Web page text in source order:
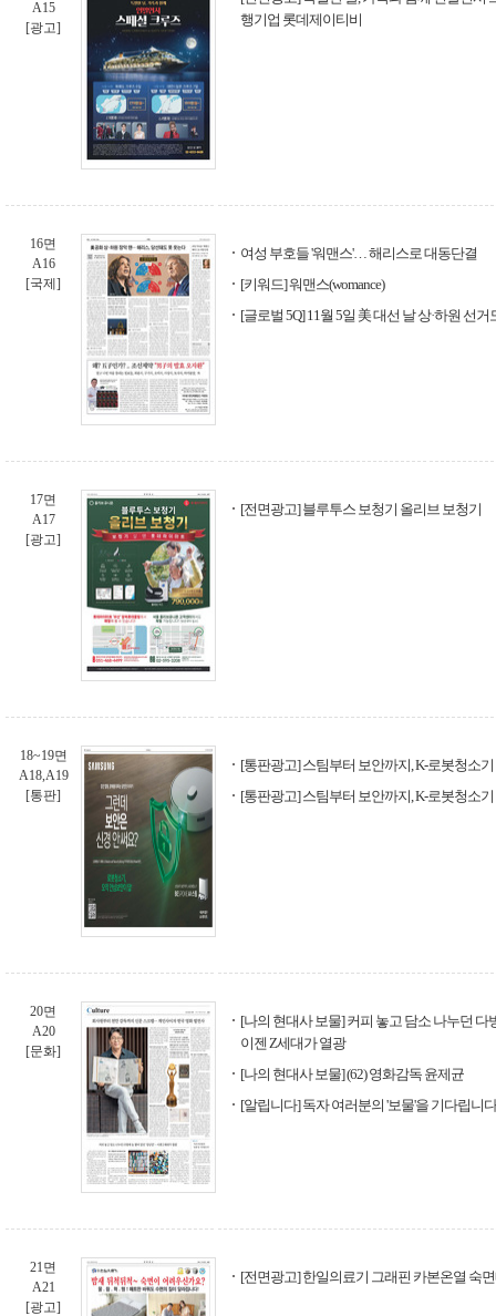
A15
[광고]
행기업 롯데제이티비
16면
A16
[국제]
여성 부호들 '워맨스'… 해리스로 대동단결
[키워드] 워맨스(womance)
[글로벌 5Q] 11월 5일 美 대선 날 상·하원 선거
17면
A17
[광고]
[전면광고] 블루투스 보청기 올리브 보청기
18~19면
A18,A19
[통판]
[통판광고] 스팀부터 보안까지, K-로봇청소기
[통판광고] 스팀부터 보안까지, K-로봇청소기
20면
A20
[문화]
[나의 현대사 보물] 커피 놓고 담소 나누던
이젠 Z세대가 열광
[나의 현대사 보물] (62) 영화감독 윤제균
[알립니다] 독자 여러분의 '보물'을 기다립니다
21면
A21
[광고]
[전면광고] 한일의료기 그래핀 카본온열 숙